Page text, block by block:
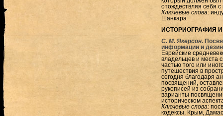
отождествляя себя с
Ключевые слова:
Шанкара
ИСТОРИОГРАФИЯ
С. М. Якерсон.
информации и
Еврейские
владельцев и места
частью того или
путешествия в
сегодня благодаря
посвящений,
рукописей из
варианты
историческом
Ключевые слова:
кодексы, Крым,